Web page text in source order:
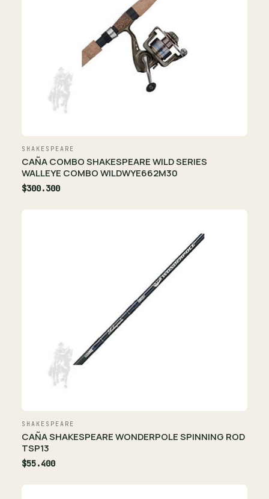
SHAKESPEARE
CAÑA COMBO SHAKESPEARE WILD SERIES
WALLEYE COMBO WILDWYE662M30
$300.300
SHAKESPEARE
CAÑA SHAKESPEARE WONDERPOLE SPINNING ROD
TSP13
$55.400